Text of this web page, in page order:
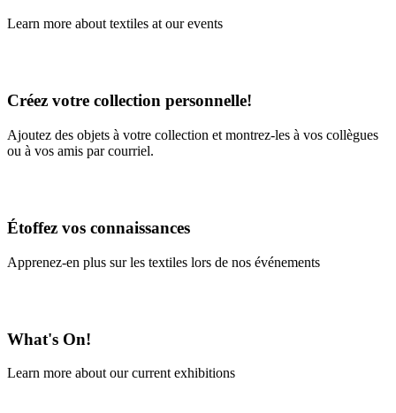
Learn more about textiles at our events
Créez votre collection personnelle!
Ajoutez des objets à votre collection et montrez-les à vos collègues
ou à vos amis par courriel.
Étoffez vos connaissances
Apprenez-en plus sur les textiles lors de nos événements
What's On!
Learn more about our current exhibitions